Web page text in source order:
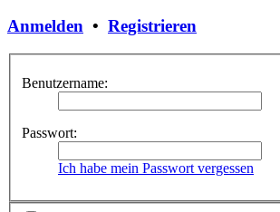
Anmelden • Registrieren
Benutzername:
Passwort:
Ich habe mein Passwort vergessen